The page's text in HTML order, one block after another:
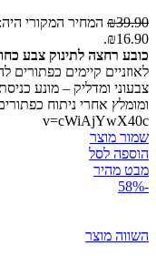
₪39.90 המחיר המקורי היה: ₪39.90.
₪16.90.
כובע רחצה לתינוק צבע
לאוזניים קיימים
צבעוני ומדליק – מונע
v=cWiAjYwX40c
שמור מוצר
הוספה לסל
מבט מהיר
-58%
השווה מוצר